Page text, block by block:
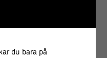
du bara på